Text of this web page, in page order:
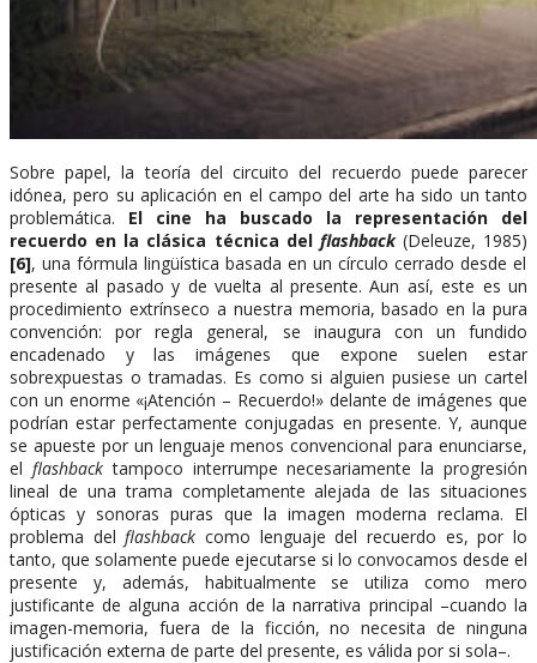
Sobre papel, la teoría del circuito del recuerdo puede parecer
idónea, pero su aplicación en el campo del arte ha sido un tanto
problemática. El cine ha buscado la representación del
recuerdo en la clásica técnica del flashback(Deleuze, 1985)
[6], una fórmula lingüística basada en un círculo cerrado desde el
presente al pasado y de vuelta al presente. Aun así, este es un
procedimiento extrínseco a nuestra memoria, basado en la pura
convención: por regla general, se inaugura con un fundido
encadenado y las imágenes que expone suelen estar
sobrexpuestas o tramadas. Es como si alguien pusiese un cartel
con un enorme «¡Atención – Recuerdo!» delante de imágenes que
podrían estar perfectamente conjugadas en presente. Y, aunque
se apueste por un lenguaje menos convencional para enunciarse,
el flashbacktampoco interrumpe necesariamente la progresión
lineal de una trama completamente alejada de las situaciones
ópticas y sonoras puras que la imagen moderna reclama. El
problema del flashback como lenguaje del recuerdo es, por lo
tanto, que solamente puede ejecutarse si lo convocamos desde el
presente y, además, habitualmente se utiliza como mero
justificante de alguna acción de la narrativa principal –cuando la
imagen-memoria, fuera de la ficción, no necesita de ninguna
justificación externa de parte del presente, es válida por si sola–.